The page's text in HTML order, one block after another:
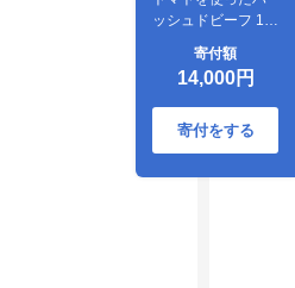
ッシュドビーフ 1袋
トマトピューレ ト
マト とまと 簡単 時
短 洋食 惣菜 ギフト
冷凍 人気 ハッシュ
ドビーフ ANA エイ
寄付額
14,000円
寄付をする